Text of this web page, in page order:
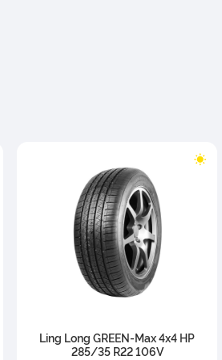
Ling Long GREEN-Max 4x4 HP
285/35 R22 106V